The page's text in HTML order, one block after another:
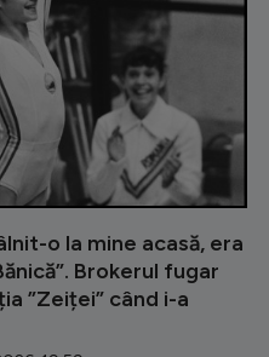
o la mine acasă, era
Brokerul fugar
”Zeiței” când i-a